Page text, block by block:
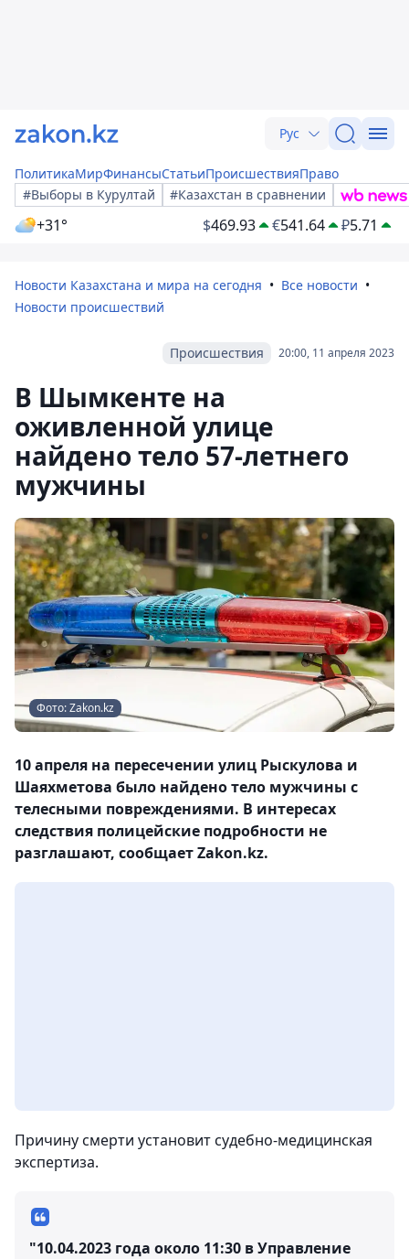
Рус
ПолитикаМирФинансыСтатьиПроисшествияПраво
#Выборы в Курултай
#Казахстан в сравнении
+31° $469.93 €541.64 ₽5.71
Новости Казахстана и мира на сегодня
Все новости
Новости происшествий
20:00, 11 апреля 2023
Происшествия
В Шымкенте на
оживленной улице
найдено тело 57-летнего
мужчины
Фото: Zakon.kz
10 апреля на пересечении улиц Рыскулова и
Шаяхметова было найдено тело мужчины c
телесными повреждениями. В интересах
следствия полицейские подробности не
разглашают, сообщает Zakon.kz.
Причину смерти установит судебно-медицинская
экспертиза.
"10.04.2023 года около 11:30 в Управление